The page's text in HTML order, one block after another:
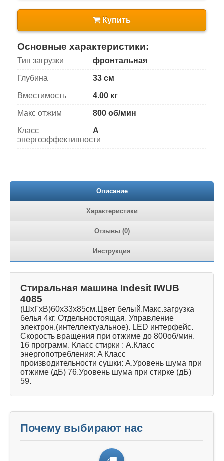
Купить
Основные характеристики:
Тип загрузки фронтальная
Глубина 33 см
Вместимость 4.00 кг
Макс отжим 800 об/мин
Класс
энергоэффективности
A
Описание
Характеристики
Отзывы (0)
Инструкция
Стиральная машина Indesit IWUB
4085
(ШxГxВ)60x33x85см.Цвет белый.Макс.загрузка
белья 4кг. Отдельностоящая. Управление
электрон.(интеллектуальное). LED интерфейс.
Скорость вращения при отжиме до 800об/мин.
16 программ. Класс стирки : A.Класс
энергопотребления: A Класс
производительности сушки: A.Уровень шума при
отжиме (дБ) 76.Уровень шума при стирке (дБ)
59.
Почему выбирают нас